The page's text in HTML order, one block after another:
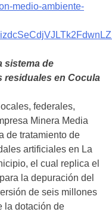
medio-ambiente-
sistema de
residuales en Cocula
federales,
Minera Media
de tratamiento de
artificiales en La
el cual replica el
la depuración del
de seis millones
la dotación de